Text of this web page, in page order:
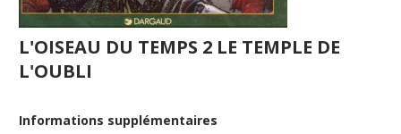
L'OISEAU DU TEMPS 2 LE TEMPLE DE
L'OUBLI
Informations supplémentaires